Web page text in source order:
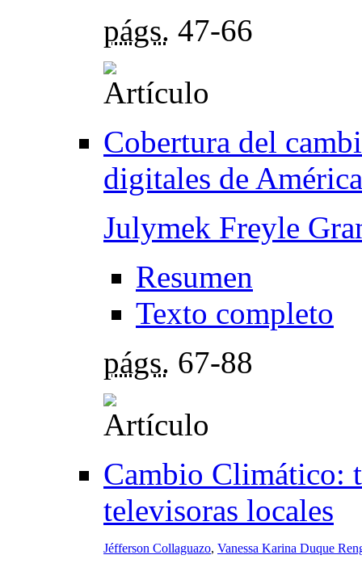
págs. 47-66
Cobertura del
digitales de
Julymek Freyle
Resumen
Texto completo
págs. 67-88
Cambio Climático:
televisoras locales
Jéfferson Collaguazo, Vanessa Karina Duque